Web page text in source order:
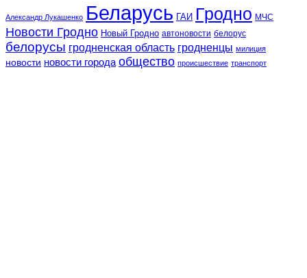
Александр Лукашенко Беларусь ГАИ Гродно МЧС
Новости Гродно Новый Гродно автоновости белорус
белорусы гродненская область гродненцы милиция
новости новости города общество происшествие транспорт